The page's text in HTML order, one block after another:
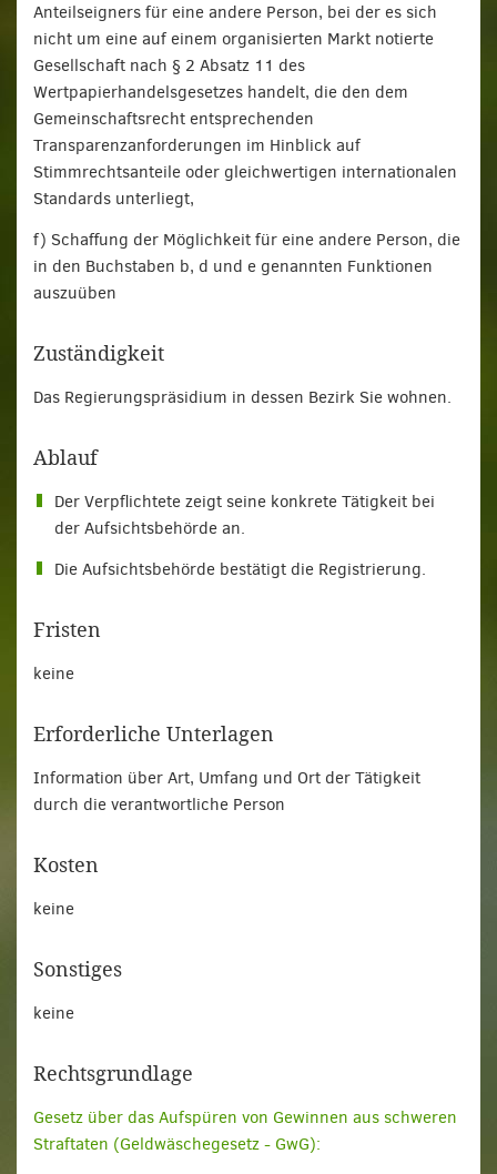
Anteilseigners für eine andere Person, bei der es sich
nicht um eine auf einem organisierten Markt notierte
Gesellschaft nach § 2 Absatz 11 des
Wertpapierhandelsgesetzes handelt, die den dem
Gemeinschaftsrecht entsprechenden
Transparenzanforderungen im Hinblick auf
Stimmrechtsanteile oder gleichwertigen internationalen
Standards unterliegt,
f) Schaffung der Möglichkeit für eine andere Person, die
in den Buchstaben b, d und e genannten Funktionen
auszuüben
Zuständigkeit
Das Regierungspräsidium in dessen Bezirk Sie wohnen.
Ablauf
Der Verpflichtete zeigt seine konkrete Tätigkeit bei
der Aufsichtsbehörde an.
Die Aufsichtsbehörde bestätigt die Registrierung.
Fristen
keine
Erforderliche Unterlagen
Information über Art, Umfang und Ort der Tätigkeit
durch die verantwortliche Person
Kosten
keine
Sonstiges
keine
Rechtsgrundlage
Gesetz über das Aufspüren von Gewinnen aus schweren
Straftaten (Geldwäschegesetz - GwG):